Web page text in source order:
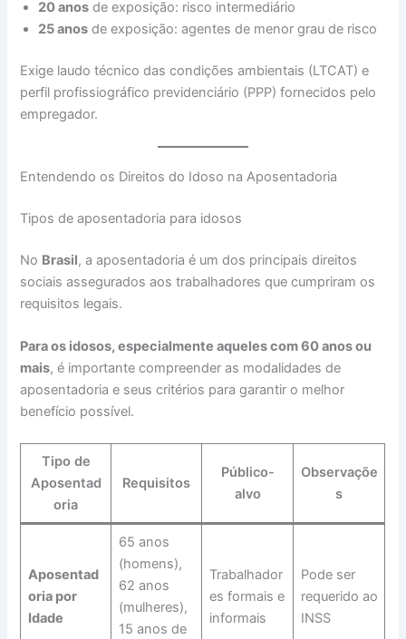
20 anos de exposição: risco intermediário
25 anos de exposição: agentes de menor grau de risco
Exige laudo técnico das condições ambientais (LTCAT) e
perfil profissiográfico previdenciário (PPP) fornecidos pelo
empregador.
Entendendo os Direitos do Idoso na Aposentadoria
Tipos de aposentadoria para idosos
No Brasil, a aposentadoria é um dos principais direitos
sociais assegurados aos trabalhadores que cumpriram os
requisitos legais.
Para os idosos, especialmente aqueles com 60 anos ou
mais, é importante compreender as modalidades de
aposentadoria e seus critérios para garantir o melhor
benefício possível.
Tipo de
Aposentad
oria
Requisitos
Público-
alvo
Observaçõe
s
Aposentad
oria por
Idade
65 anos
(homens),
62 anos
(mulheres),
15 anos de
Trabalhador
es formais e
informais
Pode ser
requerido ao
INSS